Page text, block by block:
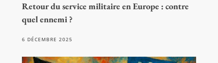
Retour du service militaire en Europe : contre
quel ennemi ?
6 DÉCEMBRE 2025